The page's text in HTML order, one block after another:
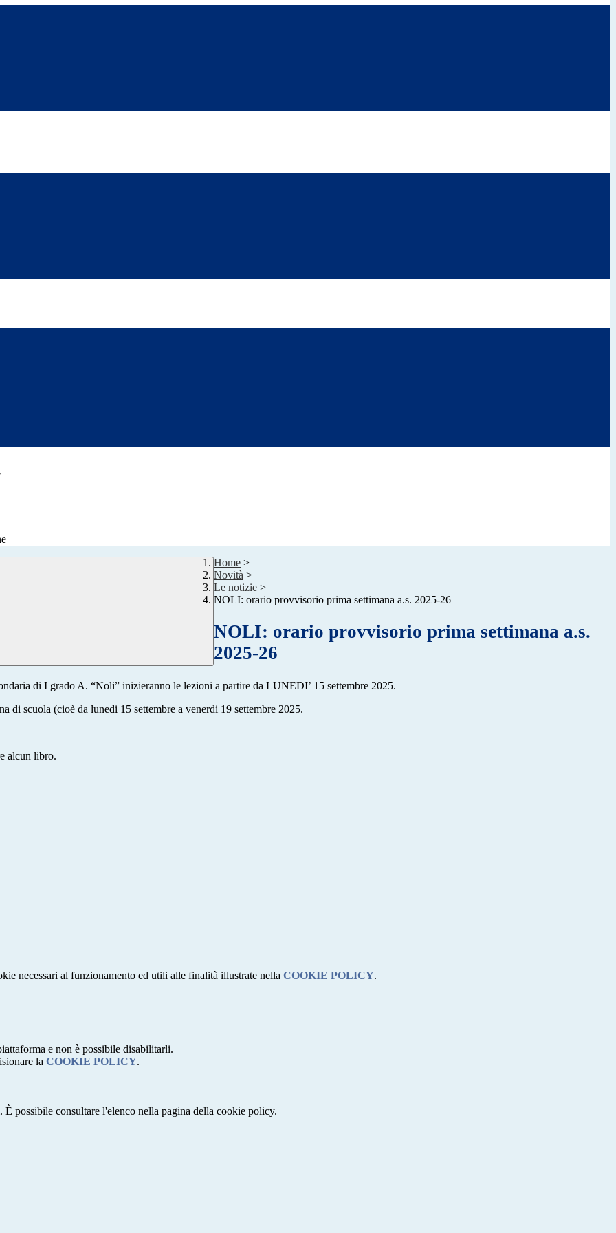
Home >
Novità >
Le notizie >
NOLI: orario provvisorio prima settimana a.s. 2025-26
NOLI: orario provvisorio prima settimana a.s.
2025-26
di I grado A. “Noli” inizieranno le lezioni a partire da LUNEDI’ 15 settembre 2025.
di scuola (cioè da lunedi 15 settembre a venerdi 19 settembre 2025.
alcun libro.
necessari al funzionamento ed utili alle finalità illustrate nella COOKIE POLICY.
e non è possibile disabilitarli.
la COOKIE POLICY.
possibile consultare l'elenco nella pagina della cookie policy.